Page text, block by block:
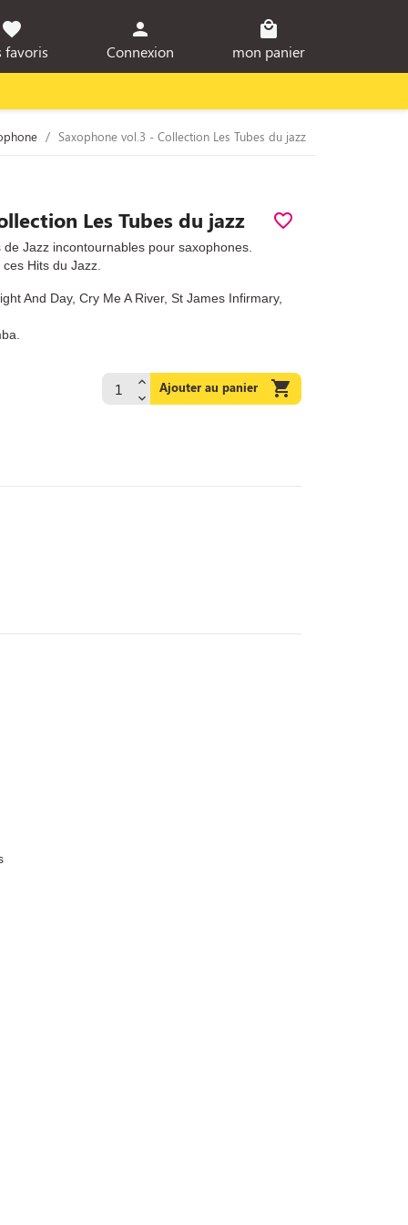
favorite
favoris
person
Connexion
local_mall
mon panier
Saxophone vol.3 - Collection Les Tubes du jazz
Les Tubes du jazz favorite_border
Jazz incontournables pour saxophones.
Hits du Jazz.
And Day, Cry Me A River, St James Infirmary,
Ajouter au panier 